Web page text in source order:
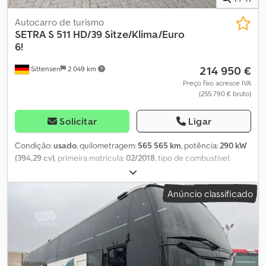
Sittensen 2 049 km
Autocarro de turismo
SETRA S 511 HD/39 Sitze/Klima/Euro
6!
214 950 €
Preço fixo acresce IVA
(255 790 € bruto)
Solicitar Ligar
Condição:usado, quilometragem: 565 565 km, potência: 290 kW
(394,29 cv) , primeira matrícula:02/2018 , tipo de combustível:
, tipo de engrenagem:
próxima inspeção (TÜV):08/2026, classe de emissão:Euro 6,
, Equipamento:
ABS, aquecedor
estacionário, ar condicionado, casa de banho, cozinha a
bordo, programa eletrónico de estabilidade (ESP), sistema de
navegação, selo ambiental verde, motor Euro 6, tipo de
transmissão automática, direção assistida, ABS, ASR, sistema de
elevação e descida, fecho centralizado, retardador, cruise
Anúncio classificado